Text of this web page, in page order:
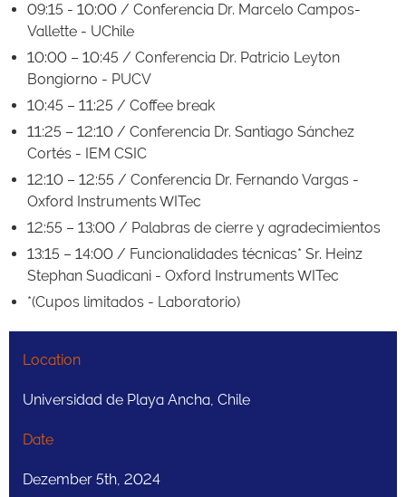
09:15 - 10:00 / Conferencia Dr. Marcelo Campos-
Vallette - UChile
10:00 – 10:45 / Conferencia Dr. Patricio Leyton
Bongiorno - PUCV
10:45 – 11:25 / Coffee break
11:25 – 12:10 / Conferencia Dr. Santiago Sánchez
Cortés - IEM CSIC
12:10 – 12:55 / Conferencia Dr. Fernando Vargas -
Oxford Instruments WITec
12:55 – 13:00 / Palabras de cierre y agradecimientos
13:15 – 14:00 / Funcionalidades técnicas* Sr. Heinz
Stephan Suadicani - Oxford Instruments WITec
*(Cupos limitados - Laboratorio)
Location
Universidad de Playa Ancha, Chile
Date
Dezember 5th, 2024